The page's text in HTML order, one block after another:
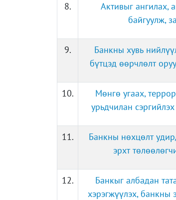
8.
Активыг ангилах,
байгуулж,
9.
Банкны хувь
бүтцэд өөрчлөлт
10.
Мөнгө угаах,
урьдчилан
11.
Банкны нөхцөлт
эрхт
12.
Банкыг албадан
хэрэгжүүлэх, банкны